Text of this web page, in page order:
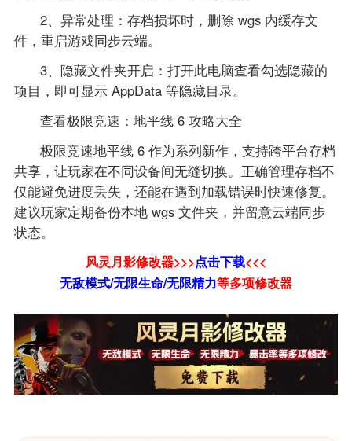
2、异常处理：存档损坏时，删除 wgs 内缓存文
件，重启游戏同步云端。
3、隐藏文件夹开启：打开此电脑查看勾选隐藏的
项目，即可显示 AppData 等隐藏目录。
查看极限竞速：地平线 6 攻略大全
极限竞速地平线 6 作为系列新作，支持跨平台存档
共享，让玩家在不同设备间无缝切换。正确管理存档不
仅能避免进度丢失，还能在遇到加载错误时快速修复。
建议玩家定期备份本地 wgs 文件夹，并留意云端同步
状态。
风灵月影修改器>>>点击下载<<<
无敌模式/无限生命/无限精力等多项修改器